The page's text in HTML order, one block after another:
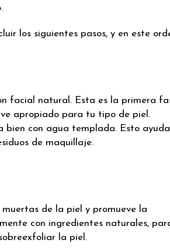
los siguientes pasos, y en este
facial natural. Esta es la primera
apropiado para tu tipo de piel.
bien con agua templada. Esto
de maquillaje.
de la piel y promueve la
con ingredientes naturales,
la piel.